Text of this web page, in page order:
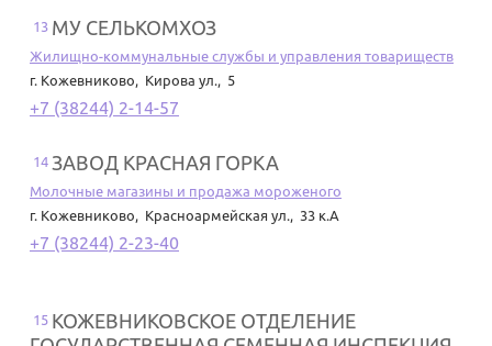
13 МУ СЕЛЬКОМХОЗ
Жилищно-коммунальные службы и управления товариществ
г. Кожевниково, Кирова ул., 5
+7 (38244) 2-14-57
14 ЗАВОД КРАСНАЯ ГОРКА
Молочные магазины и продажа мороженого
г. Кожевниково, Красноармейская ул., 33 к.А
+7 (38244) 2-23-40
15 КОЖЕВНИКОВСКОЕ ОТДЕЛЕНИЕ